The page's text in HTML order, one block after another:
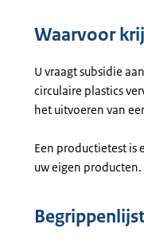
Waarvoor
U vraagt subsidie
circulaire plastics
het uitvoeren van
Een productietest is
uw eigen producten.